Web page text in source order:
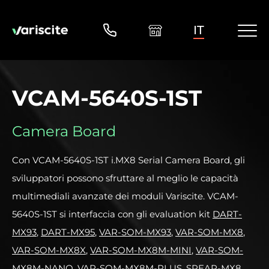
IT
VCAM-5640S-1ST
Camera Board
Con VCAM-5640S-1ST i.MX8 Serial Camera Board, gli
sviluppatori possono sfruttare al meglio le capacità
multimediali avanzate dei moduli Variscite. VCAM-
5640S-1ST si interfaccia con gli evaluation kit DART-
MX93, DART-MX95, VAR-SOM-MX93, VAR-SOM-MX8,
VAR-SOM-MX8X, VAR-SOM-MX8M-MINI, VAR-SOM-